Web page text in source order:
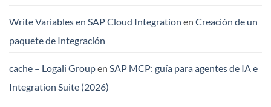
Write Variables en SAP Cloud Integration en Creación de un
paquete de Integración
cache – Logali Groupen SAP MCP: guía para agentes de IA e
Integration Suite (2026)